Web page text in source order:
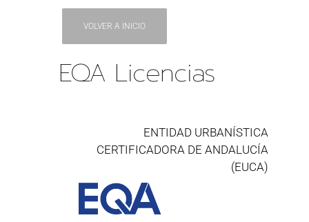
VOLVER A INICIO
EQA Licencias
ENTIDAD URBANÍSTICA
CERTIFICADORA DE ANDALUCÍA
(EUCA)